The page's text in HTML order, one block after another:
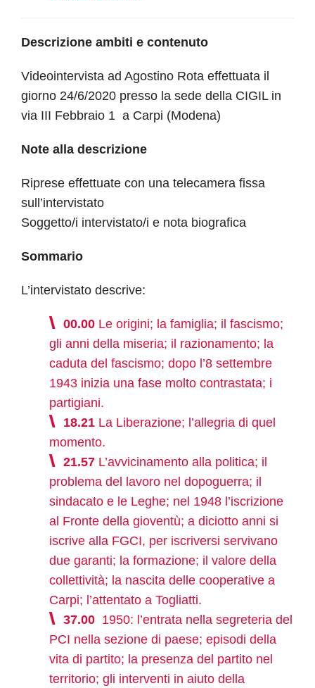
Descrizione ambiti e contenuto
Videointervista ad Agostino Rota effettuata il
giorno 24/6/2020 presso la sede della CIGIL in
via III Febbraio 1 a Carpi (Modena)
Note alla descrizione
Riprese effettuate con una telecamera fissa
sull’intervistato
Soggetto/i intervistato/i e nota biografica
Sommario
L’intervistato descrive:
00.00 Le origini; la famiglia; il fascismo;
gli anni della miseria; il razionamento; la
caduta del fascismo; dopo l’8 settembre
1943 inizia una fase molto contrastata; i
partigiani.
18.21 La Liberazione; l’allegria di quel
momento.
21.57 L’avvicinamento alla politica; il
problema del lavoro nel dopoguerra; il
sindacato e le Leghe; nel 1948 l’iscrizione
al Fronte della gioventù; a diciotto anni si
iscrive alla FGCI, per iscriversi servivano
due garanti; la formazione; il valore della
collettività; la nascita delle cooperative a
Carpi; l’attentato a Togliatti.
37.00 1950: l’entrata nella segreteria del
PCI nella sezione di paese; episodi della
vita di partito; la presenza del partito nel
territorio; gli interventi in aiuto della